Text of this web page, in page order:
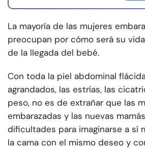
La mayoría de las mujeres
preocupan por cómo será su
de la llegada del bebé.
Con toda la piel abdominal
agrandados, las estrías, las
peso, no es de extrañar que las
embarazadas y las nuevas
dificultades para imaginarse a sí
la cama con el mismo deseo y